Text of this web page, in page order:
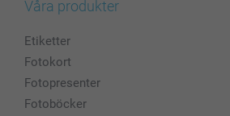
Våra produkter
Etiketter
Fotokort
Fotopresenter
Fotoböcker